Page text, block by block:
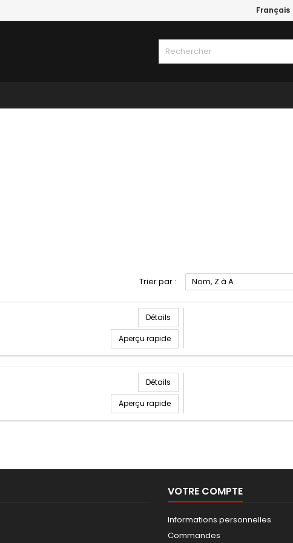
Français
Trier par : Nom, Z à A
Détails
Aperçu rapide
Détails
Aperçu rapide
VOTRE COMPTE
Informations personnelles
Commandes